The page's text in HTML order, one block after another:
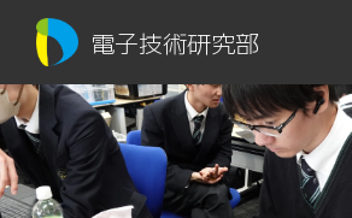
電子技術研究部